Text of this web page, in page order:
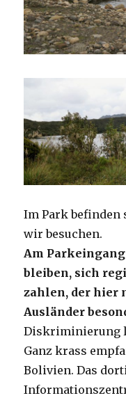
Im Park befinden
wir besuchen.
Am
bleiben, sich
zahlen, der hier
Ausländer
Diskriminierung
Ganz krass
Bolivien. Das